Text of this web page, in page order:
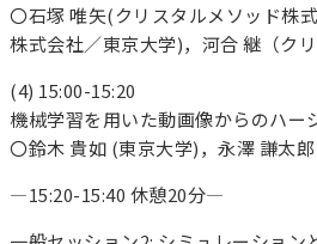
〇石塚 唯矢(クリスタルメソッド株
株式会社／東京大学)，河合 継（ク
(4) 15:00-15:20
機械学習を用いた動画像からのハ
〇鈴木 貴如 (東京大学)，永澤 謙太
—15:20-15:40 休憩20分—